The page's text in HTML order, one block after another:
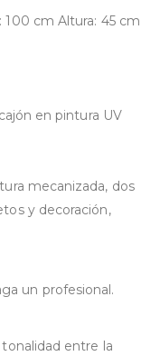
cm Altura: 45 cm
en pintura UV
mecanizada, dos
y decoración,
un profesional.
entre la